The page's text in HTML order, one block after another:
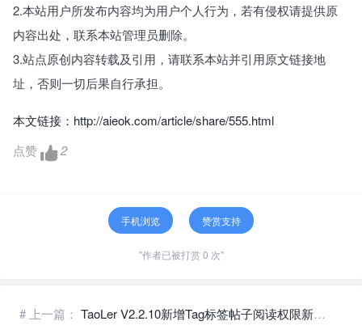
2.本站用户所发布内容均为用户个人行为，若有侵权请提供原
内容出处，联系本站管理员删除。
3.站点原创内容转载及引用，请联系本站并引用原文链接地
址，否则一切后果自行承担。
本文链接： http://aieok.com/article/share/555.html
点赞
2
手机浏览 赞赏支持
"作者已被打赏 0 次"
# 上一篇： TaoLer V2.2.10新增Tag标签帖子阅读权限新功能